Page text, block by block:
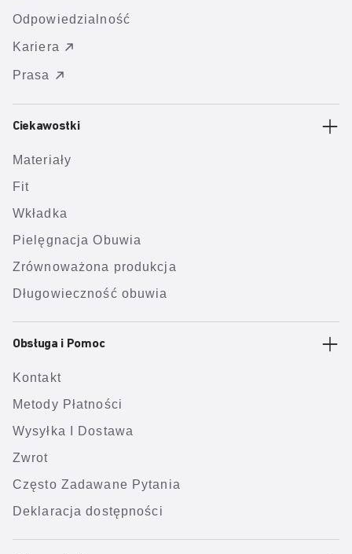
Odpowiedzialność
Kariera
Prasa
Ciekawostki
Materiały
Fit
Wkładka
Pielęgnacja Obuwia
Zrównoważona produkcja
Długowieczność obuwia
Obsługa i Pomoc
Kontakt
Metody Płatności
Wysyłka I Dostawa
Zwrot
Często Zadawane Pytania
Deklaracja dostępności